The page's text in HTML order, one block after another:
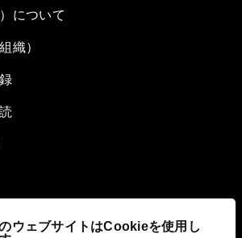
ウェブサイトはCookieを使用し
について
織）
の取り組み